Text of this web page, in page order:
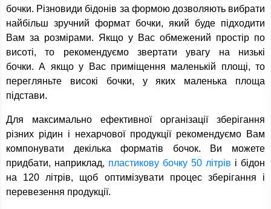
бочки. Різновиди бідонів за формою дозволяють вибрати
найбільш зручний формат бочки, який буде підходити
Вам за розмірами. Якщо у Вас обмежений простір по
висоті, то рекомендуємо звертати увагу на низькі
бочки. А якщо у Вас приміщення маленькій площі, то
перегляньте високі бочки, у яких маленька площа
підстави.
Для максимально ефективної організації зберігання
різних рідин і нехарчової продукції рекомендуємо Вам
компонувати декілька форматів бочок. Ви можете
придбати, наприклад, пластикову бочку 50 літрів і бідон
на 120 літрів, щоб оптимізувати процес зберігання і
перевезення продукції.